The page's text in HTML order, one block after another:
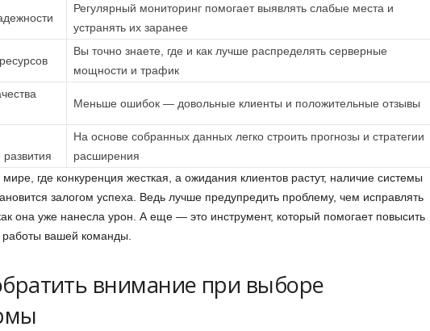
Регулярный мониторинг помогает выявлять слабые места и
устранять их заранее
Вы точно знаете, где и как лучше распределять серверные
мощности и трафик
Меньше ошибок — довольные клиенты и положительные отзывы
На основе собранных данных легко строить прогнозы и стратегии
расширения
где конкуренция жесткая, а ожидания клиентов растут, наличие системы
залогом успеха. Ведь лучше предупредить проблему, чем исправлять
она уже нанесла урон. А еще — это инструмент, который помогает повысить
вашей команды.
внимание при выборе